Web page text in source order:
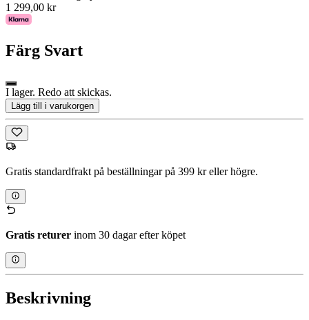
1 299,00 kr
Färg Svart
I lager. Redo att skickas.
Lägg till i varukorgen
Gratis standardfrakt på beställningar på 399 kr eller högre.
Gratis returer inom 30 dagar efter köpet
Beskrivning